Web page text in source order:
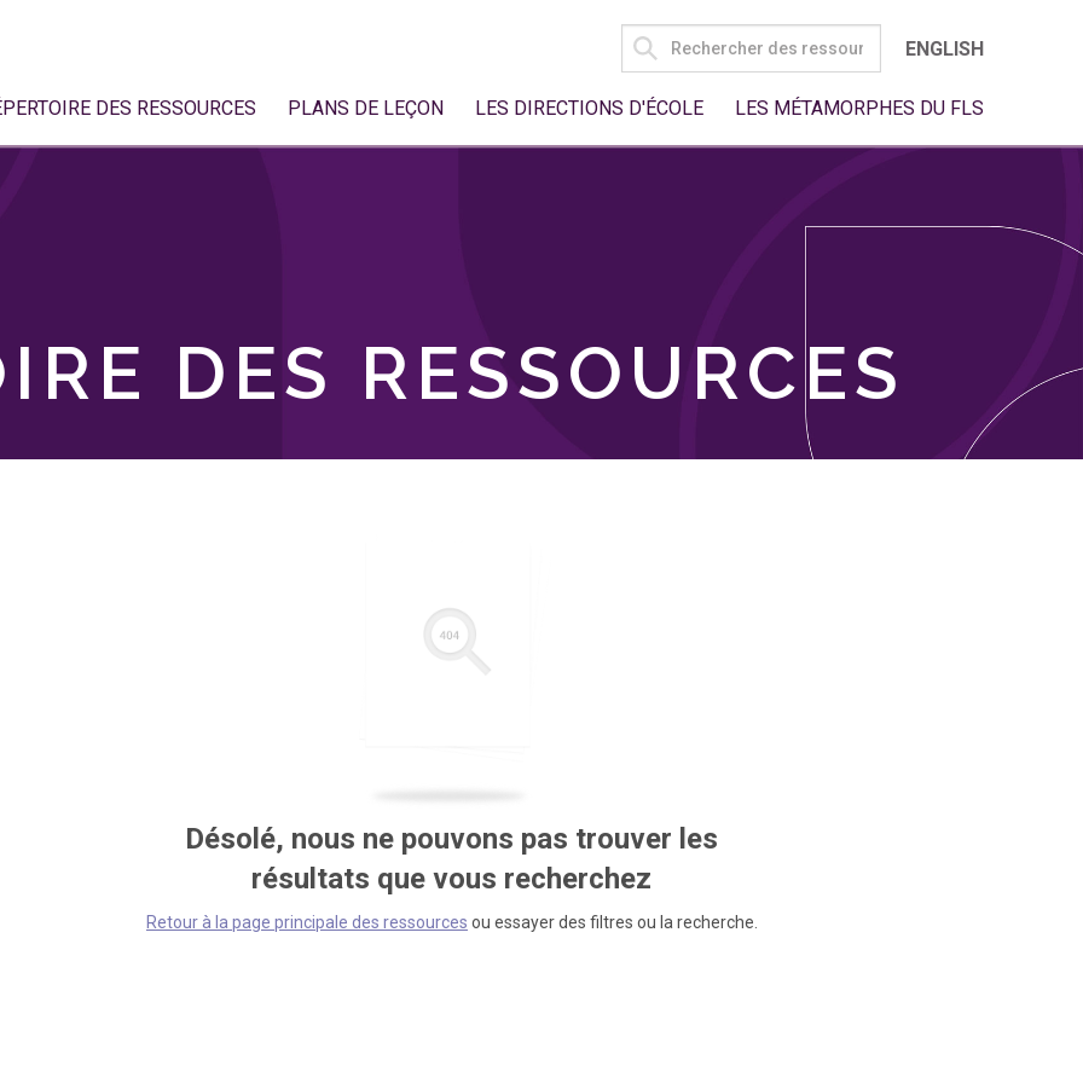
SEARCH
FOR:
ENGLISH
DES RESSOURCES PLANS DE LEÇON LES DIRECTIONS D'ÉCOLE LES MÉTAMORPHES DU FLS
DES RESSOURCES
Désolé, nous ne pouvons pas trouver les
résultats que vous recherchez
Retour à la page principale des ressources ou essayer des filtres ou la recherche.